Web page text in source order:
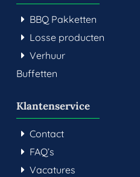
BBQ Pakketten
Losse producten
Verhuur
Buffetten
Klantenservice
Contact
FAQ’s
Vacatures